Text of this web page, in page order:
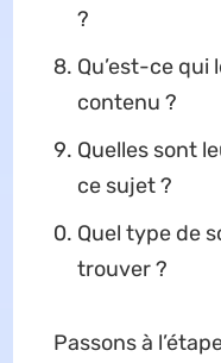
?
Qu’est-ce qui
contenu ?
Quelles sont
ce sujet ?
Quel type de
trouver ?
Passons à